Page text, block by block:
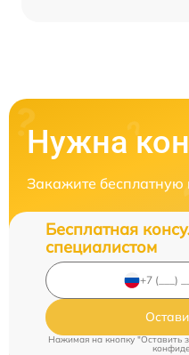
Нужна
Закажите бесплатную
Бесплатная
специалистом
Нажимая на кнопку "Оставить